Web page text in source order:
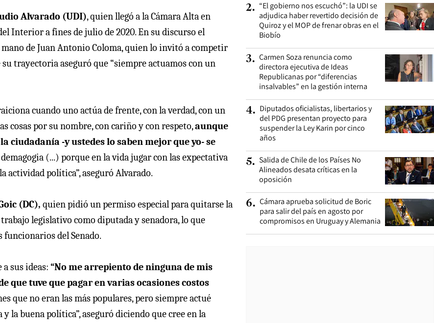
Alvarado (UDI), quien llegó a la Cámara Alta en
Interior a fines de julio de 2020. En su discurso el
de Juan Antonio Coloma, quien lo invitó a competir
trayectoria aseguró que “siempre actuamos con un
cuando uno actúa de frente, con la verdad, con un
cosas por su nombre, con cariño y con respeto,aunque
ciudadanía -y ustedes lo saben mejor que yo- se
(...) porque en la vida jugar con las expectativa
actividad política”, aseguró Alvarado.
(DC), quien pidió un permiso especial para quitarse la
legislativo como diputada y senadora, lo que
funcionarios del Senado.
sus ideas: “No me arrepiento de ninguna de mis
que tuve que pagar en varias ocasiones costos
que no eran las más populares, pero siempre actué
la buena política”, aseguró diciendo que cree en la
2. “El gobierno nos escuchó”: la UDI se
adjudica haber revertido decisión de
Quiroz y el MOP de frenar obras en el
Biobío
3. Carmen Soza renuncia como
directora ejecutiva de Ideas
Republicanas por “diferencias
insalvables” en la gestión interna
4. Diputados oficialistas, libertarios y
del PDG presentan proyecto para
suspender la Ley Karin por cinco
años
5. Salida de Chile de los Países No
Alineados desata críticas en la
oposición
6. Cámara aprueba solicitud de Boric
para salir del país en agosto por
compromisos en Uruguay y Alemania